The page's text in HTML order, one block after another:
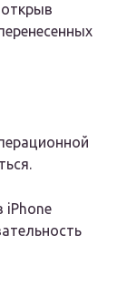
открыв
iPhone